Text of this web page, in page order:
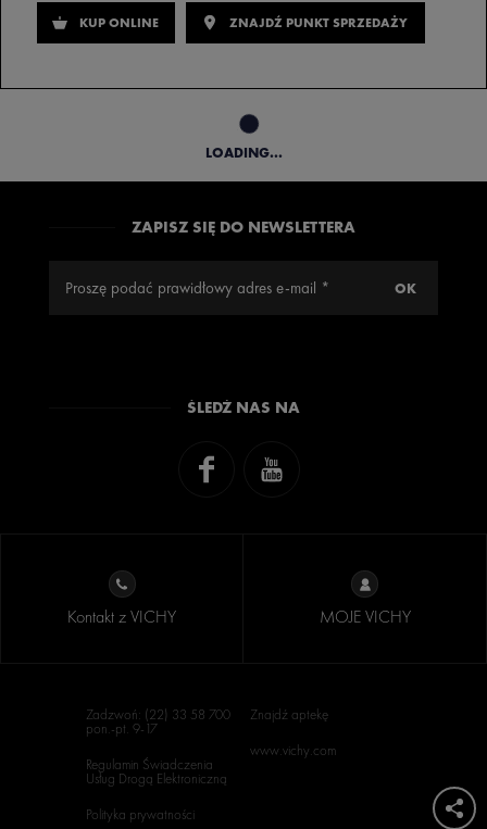
KUP ONLINE ZNAJDŹ PUNKT SPRZEDAŻY
LOADING...
ZAPISZ SIĘ DO NEWSLETTERA
ŚLEDŹ NAS NA
Kontakt z VICHY MOJE VICHY
Zadzwoń: (22) 33 58 700
pon.-pt. 9-17
Regulamin Świadczenia
Usług Drogą Elektroniczną
Polityka prywatności
Znajdź aptekę
www.vichy.com